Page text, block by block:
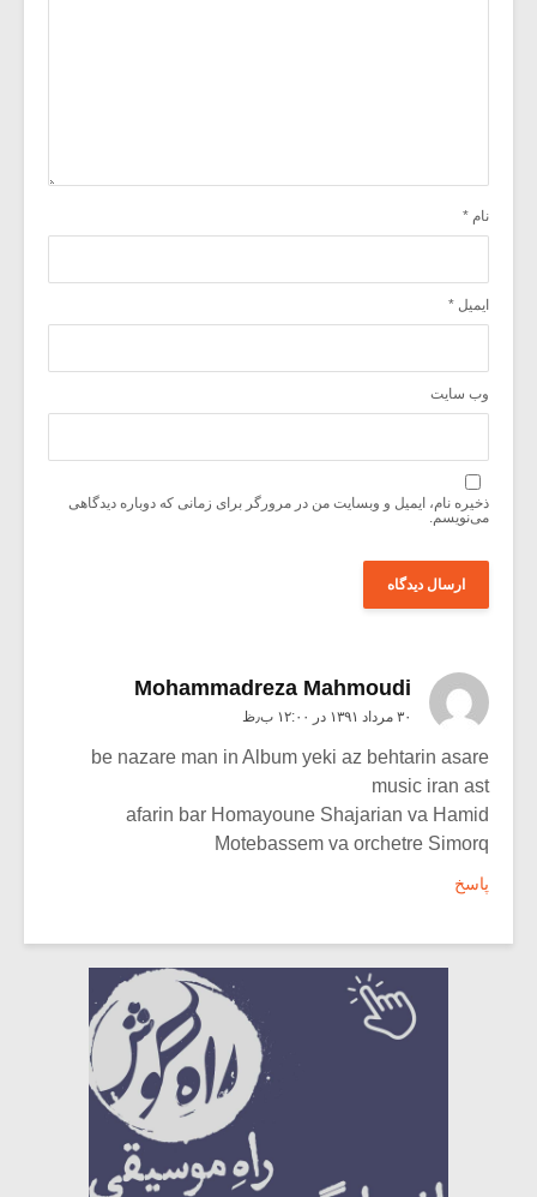
نام *
ایمیل *
وب‌ سایت
ذخیره نام، ایمیل و وبسایت من در مرورگر برای زمانی که دوباره دیدگاهی
می‌نویسم.
Mohammadreza Mahmoudi
۳۰ مرداد ۱۳۹۱ در ۱۲:۰۰ ب٫ظ
be nazare man in Album yeki az behtarin asare
music iran ast
afarin bar Homayoune Shajarian va Hamid
Motebassem va orchetre Simorq
پاسخ